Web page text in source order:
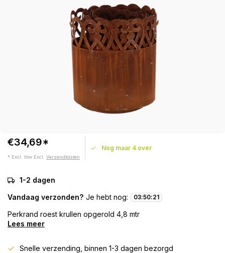
€34,69*
* Excl. btw Excl. Verzendkosten
Nog maar 4 over
1-2 dagen
Vandaag verzonden? Je hebt nog: 03:50:21
Perkrand roest krullen opgerold 4,8 mtr
Lees meer
Snelle verzending, binnen 1-3 dagen bezorgd